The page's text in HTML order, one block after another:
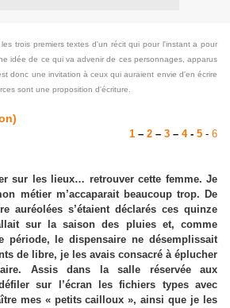
les trois premiers textes d'un récit qui pour l'instant a pour
idée de ce qui va advenir de ces personnages, apparus
donc une invitation à ceux qui auraient envie d'en écrire
sont une proposition d'écriture.
1 – 2 – 3 – 4- 5 - 6
sur les lieux… retrouver cette femme. Je
métier m’accaparait beaucoup trop. De
auréolées s’étaient déclarés ces quinze
sur la saison des pluies et, comme
période, le dispensaire ne désemplissait
de libre, je les avais consacré à éplucher
Assis dans la salle réservée aux
sur l’écran les fichiers types avec
mes « petits cailloux », ainsi que je les